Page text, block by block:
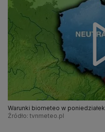
Warunki biometeo w poniedziałek
Źródło: tvnmeteo.pl